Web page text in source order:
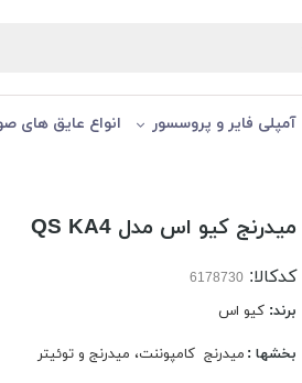
آمپلی فایر و پروسسور انواع عایق های
میدرنج کیو اس مدل QS KA4
کدکالا:
برند:کیو اس
بخشها : میدرنج کامپوننت، میدرنج و توئیتر